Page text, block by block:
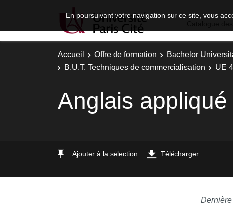
En poursuivant votre navigation sur ce site, vous
Accueil Offre de formation Bachelor
B.U.T. Techniques de commercialisation
UE
Anglais
Ajouter à la sélection Télécharger
Dernière